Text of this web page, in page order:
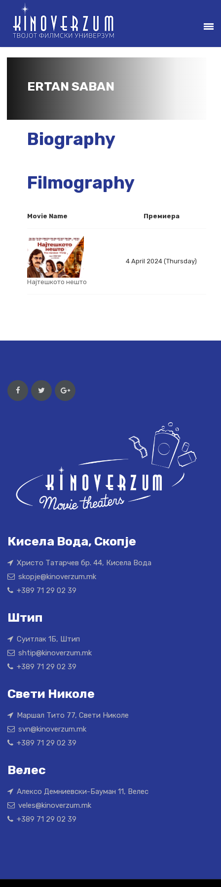
ERTAN SABAN
Biography
Filmography
Movie Name Премиера
Најтешкото нешто
4 April 2024 (Thursday)
Кисела Вода, Скопје
Христо Татарчев бр. 44, Кисела Вода
skopje@kinoverzum.mk
+389 71 29 02 39
Штип
Суитлак 1Б, Штип
shtip@kinoverzum.mk
+389 71 29 02 39
Свети Николе
Маршал Тито 77, Свети Николе
svn@kinoverzum.mk
+389 71 29 02 39
Велес
Алексо Демниевски-Бауман 11, Велес
veles@kinoverzum.mk
+389 71 29 02 39